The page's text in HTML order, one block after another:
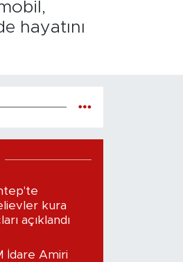
hayatını
kura
açıklandı
İdare Amiri